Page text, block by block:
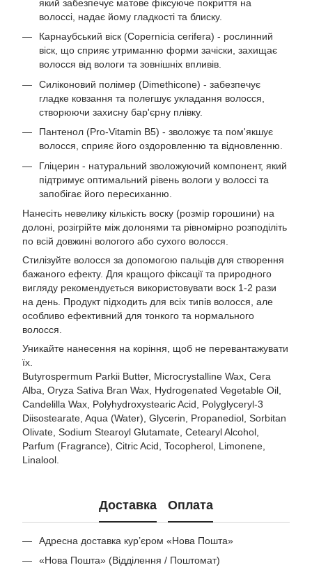
який забезпечує матове фіксуюче покриття на
волоссі, надає йому гладкості та блиску.
Карнаубський віск (Copernicia cerifera) - рослинний
віск, що сприяє утриманню форми зачіски, захищає
волосся від вологи та зовнішніх впливів.
Силіконовий полімер (Dimethicone) - забезпечує
гладке ковзання та полегшує укладання волосся,
створюючи захисну бар'єрну плівку.
Пантенол (Pro-Vitamin B5) - зволожує та пом'якшує
волосся, сприяє його оздоровленню та відновленню.
Гліцерин - натуральний зволожуючий компонент, який
підтримує оптимальний рівень вологи у волоссі та
запобігає його пересиханню.
Нанесіть невелику кількість воску (розмір горошини) на
долоні, розігрійте між долонями та рівномірно розподіліть
по всій довжині вологого або сухого волосся.
Стилізуйте волосся за допомогою пальців для створення
бажаного ефекту. Для кращого фіксації та природного
вигляду рекомендується використовувати воск 1-2 рази
на день. Продукт підходить для всіх типів волосся, але
особливо ефективний для тонкого та нормального
волосся.
Уникайте нанесення на коріння, щоб не перевантажувати
їх.
Butyrospermum Parkii Butter, Microcrystalline Wax, Cera
Alba, Oryza Sativa Bran Wax, Hydrogenated Vegetable Oil,
Candelilla Wax, Polyhydroxystearic Acid, Polyglyceryl-3
Diisostearate, Aqua (Water), Glycerin, Propanediol, Sorbitan
Olivate, Sodium Stearoyl Glutamate, Cetearyl Alcohol,
Parfum (Fragrance), Citric Acid, Tocopherol, Limonene,
Linalool.
Доставка Оплата
Адресна доставка кур’єром «Нова Пошта»
«Нова Пошта» (Відділення / Поштомат)